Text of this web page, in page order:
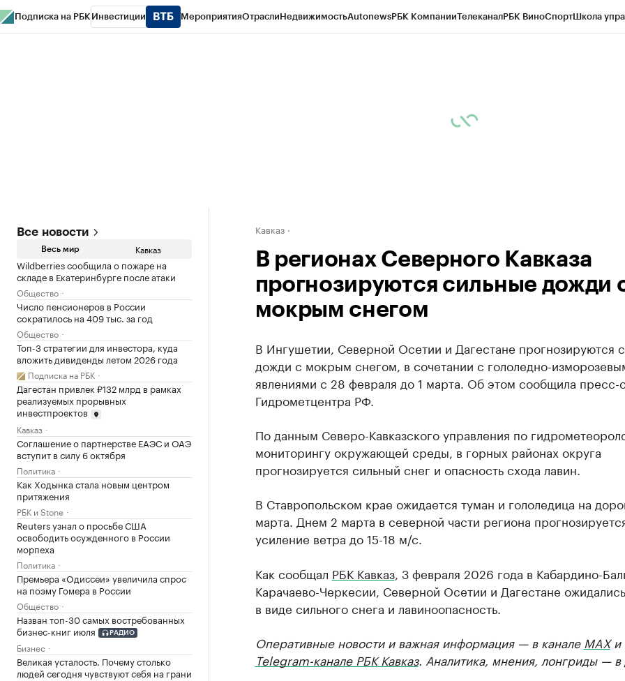
Подписка на РБК Инвестиции МероприятияОтраслиНедвижимостьAutonewsРБК КомпанииТелеканалРБК ВиноСпортШкола
Все новости
Весь мир Кавказ
Wildberries сообщила о пожаре на
складе в Екатеринбурге после атаки
Общество
Число пенсионеров в России
сократилось на 409 тыс. за год
Общество
Топ-3 стратегии для инвестора, куда
вложить дивиденды летом 2026 года
Подписка на РБК
Дагестан привлек ₽132 млрд в рамках
реализуемых прорывных
инвестпроектов
Кавказ
Соглашение о партнерстве ЕАЭС и ОАЭ
вступит в силу 6 октября
Политика
Как Ходынка стала новым центром
притяжения
РБК и Stone
Reuters узнал о просьбе США
освободить осужденного в России
морпеха
Политика
Премьера «Одиссеи» увеличила спрос
на поэму Гомера в России
Общество
Назван топ-30 самых востребованных
бизнес-книг июля
РАДИО
Бизнес
Великая усталость. Почему столько
людей сегодня чувствуют себя на грани
Кавказ
В регионах Северного Кавказа
прогнозируются сильные дожди
мокрым снегом
В Ингушетии, Северной Осетии и Дагестане прогнозируются
дожди с мокрым снегом, в сочетании с гололедно-
явлениями с 28 февраля до 1 марта. Об этом сообщила пресс-
Гидрометцентра РФ.
По данным Северо-Кавказского управления по
мониторингу окружающей среды, в горных районах округа
прогнозируется сильный снег и опасность схода лавин.
В Ставропольском крае ожидается туман и гололедица на
марта. Днем 2 марта в северной части региона
усиление ветра до 15-18 м/с.
Как сообщал РБК Кавказ, 3 февраля 2026 года в Кабардино-
Карачаево-Черкесии, Северной Осетии и Дагестане
в виде сильного снега и лавиноопасность.
Оперативные новости и важная информация — в канале MAXи
Telegram-канале РБК Кавказ. Аналитика, мнения, лонгриды — в